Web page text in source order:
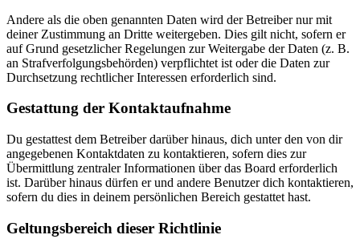
Andere als die oben genannten Daten wird der Betreiber nur mit
deiner Zustimmung an Dritte weitergeben. Dies gilt nicht, sofern er
auf Grund gesetzlicher Regelungen zur Weitergabe der Daten (z. B.
an Strafverfolgungsbehörden) verpflichtet ist oder die Daten zur
Durchsetzung rechtlicher Interessen erforderlich sind.
Gestattung der Kontaktaufnahme
Du gestattest dem Betreiber darüber hinaus, dich unter den von dir
angegebenen Kontaktdaten zu kontaktieren, sofern dies zur
Übermittlung zentraler Informationen über das Board erforderlich
ist. Darüber hinaus dürfen er und andere Benutzer dich kontaktieren,
sofern du dies in deinem persönlichen Bereich gestattet hast.
Geltungsbereich dieser Richtlinie